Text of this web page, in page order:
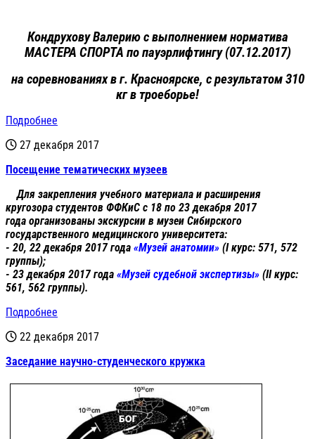
Кондрухову Валерию с выполнением норматива
МАСТЕРА СПОРТА по пауэрлифтингу (07.12.2017)
на соревнованиях в г. Красноярске, с результатом 310
кг в троеборье!
Подробнее
27 декабря 2017
Посещение тематических музеев
Для закрепления учебного материала и расширения
кругозора студентов ФФКиС с 18 по 23 декабря 2017
года организованы экскурсии в музеи Сибирского
государственного медицинского университета:
- 20, 22 декабря 2017 года «Музей анатомии» (I курс: 571, 572
группы);
- 23 декабря 2017 года «Музей судебной экспертизы» (II курс:
561, 562 группы).
Подробнее
22 декабря 2017
Заседание научно-студенческого кружка